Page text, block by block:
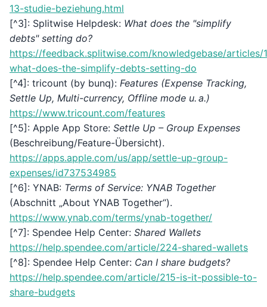
13-studie-beziehung.html
[^3]: Splitwise Helpdesk: What does the "simplify
debts" setting do?
https://feedback.splitwise.com/knowledgebase/articles/
what-does-the-simplify-debts-setting-do
[^4]: tricount (by bunq): Features (Expense Tracking,
Settle Up, Multi-currency, Offline mode u. a.)
https://www.tricount.com/features
[^5]: Apple App Store: Settle Up – Group Expenses
(Beschreibung/Feature-Übersicht).
https://apps.apple.com/us/app/settle-up-group-
expenses/id737534985
[^6]: YNAB: Terms of Service: YNAB Together
(Abschnitt „About YNAB Together“).
https://www.ynab.com/terms/ynab-together/
[^7]: Spendee Help Center: Shared Wallets
https://help.spendee.com/article/224-shared-wallets
[^8]: Spendee Help Center: Can I share budgets?
https://help.spendee.com/article/215-is-it-possible-to-
share-budgets